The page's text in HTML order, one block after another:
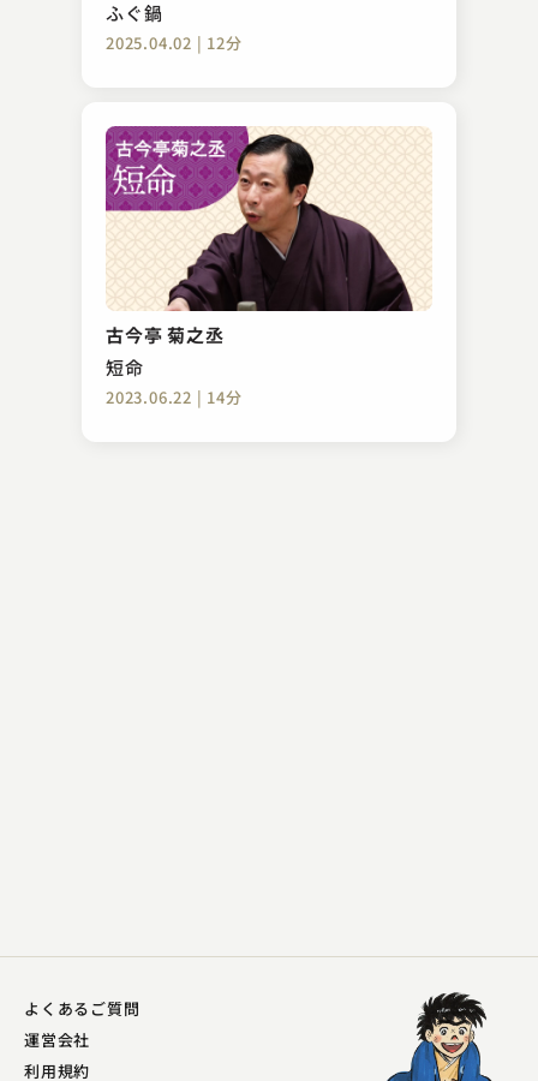
ふぐ鍋
2025.04.02 | 12分
古今亭 菊之丞
短命
2023.06.22 | 14分
柳家 小八
たけのこ
2023.02.10 | 13分
よくあるご質問
運営会社
利用規約